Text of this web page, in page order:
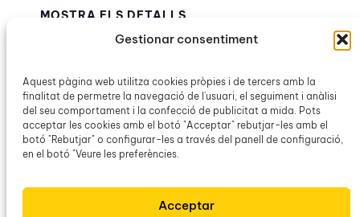
Gestionar consentiment
Aquest pàgina web utilitza cookies pròpies i de tercers amb la
finalitat de permetre la navegació de l'usuari, el seguiment i anàlisi
del seu comportament i la confecció de publicitat a mida. Pots
acceptar les cookies amb el botó "Acceptar" rebutjar-les amb el
botó "Rebutjar" o configurar-les a través del panell de configuració,
en el botó "Veure les preferències.
Acceptar
MOSTRA ELS DETALLS
Hora:
19:30h – 21:30h
Categories d’Esdeveniment:
Flama del Canigó,OCB Lloseta
Santanyí